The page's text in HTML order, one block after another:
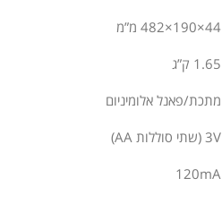
‎482×190×44 מ”מ
1.65 ק”ג
מתכת/פאנל אלומיניום
3V (שתי סוללות AA)
120mA